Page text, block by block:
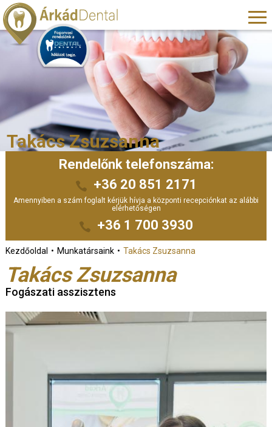
Takács Zsuzsanna
Rendelőnk telefonszáma:
+36 20 851 2171
Amennyiben a szám foglalt kérjük hívja a központi recepciónkat az alábbi
elérhetőségen
+36 1 700 3930
Kezdőoldal Munkatársaink Takács Zsuzsanna
Takács Zsuzsanna
Fogászati asszisztens